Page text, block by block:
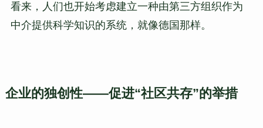
看来，人们也开始考虑建立一种由第三方组织作为
中介提供科学知识的系统，就像德国那样。
企业的独创性——促进“社区共存”的举措